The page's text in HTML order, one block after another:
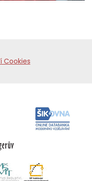
Cookies